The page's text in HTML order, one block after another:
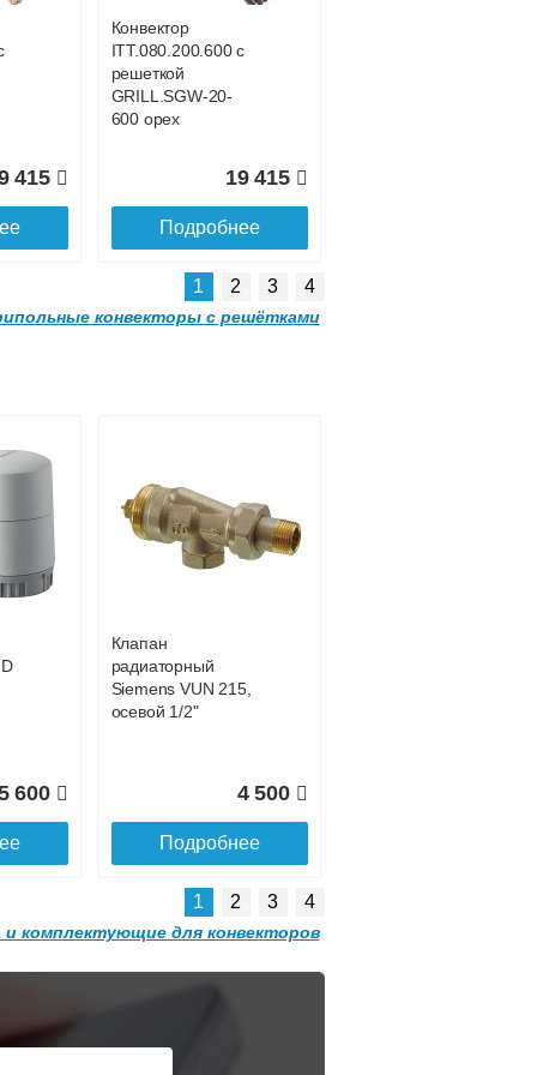
522 146 094
Подробнее
063 129 156
415
Конвектор
ITT.080.200.600 с
решеткой
GRILL.SGW-20-
600 орех
19 415
Подробнее
с
501
Конвектор
ITT.080.200.1200 с
решеткой
GRILL.SGW-20-
Подробнее
Конвектор
GRILL.SGA-20-
1 2 3 4
конвекторы с решётками
600
Клапан
радиаторный
Siemens VUN 215,
осевой 1/2"
4 500
Подробнее
1 2 3 4
комплектующие для конвекторов